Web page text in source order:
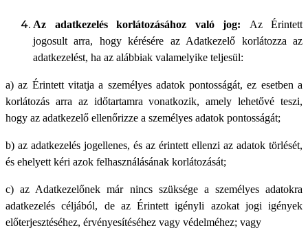
Az adatkezelés korlátozásához való jog: Az Érintett
jogosult arra, hogy kérésére az Adatkezelő korlátozza az
adatkezelést, ha az alábbiak valamelyike teljesül:
a) az Érintett vitatja a személyes adatok pontosságát, ez esetben a
korlátozás arra az időtartamra vonatkozik, amely lehetővé teszi,
hogy az adatkezelő ellenőrizze a személyes adatok pontosságát;
b) az adatkezelés jogellenes, és az érintett ellenzi az adatok törlését,
és ehelyett kéri azok felhasználásának korlátozását;
c) az Adatkezelőnek már nincs szüksége a személyes adatokra
adatkezelés céljából, de az Érintett igényli azokat jogi igények
előterjesztéséhez, érvényesítéséhez vagy védelméhez; vagy